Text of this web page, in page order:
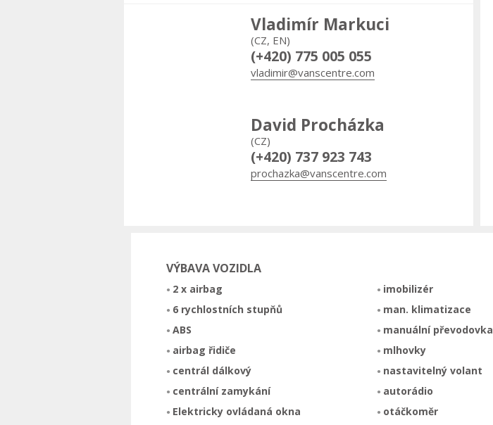
Vladimír Markuci
(CZ, EN)
(+420) 775 005 055
vladimir@vanscentre.com
David Procházka
(CZ)
(+420) 737 923 743
prochazka@vanscentre.com
VÝBAVA VOZIDLA
2 x airbag
6 rychlostních stupňů
ABS
airbag řidiče
centrál dálkový
centrální zamykání
Elektricky ovládaná okna
imobilizér
man. klimatizace
manuální převodovka
mlhovky
nastavitelný volant
autorádio
otáčkoměr